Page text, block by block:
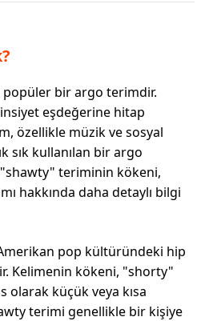
popüler bir argo terimdir.
eşdeğerine hitap
özellikle müzik ve sosyal
sık kullanılan bir argo
"shawty" teriminin kökeni,
hakkında daha detaylı bilgi
pop kültüründeki hip
Kelimenin kökeni, "shorty"
olarak küçük veya kısa
terimi genellikle bir kişiye